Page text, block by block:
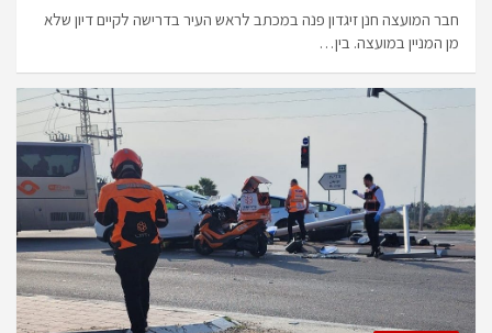
חבר המועצה חנן זיגדון פנה במכתב לראש העיר בדרישה לקיים דיון שלא
מן המניין במועצה. בין…